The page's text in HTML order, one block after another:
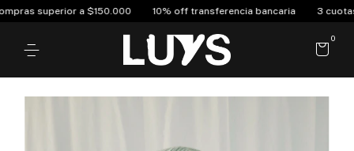
superior a $150.000 10% off transferencia bancaria 3 cuotas
0